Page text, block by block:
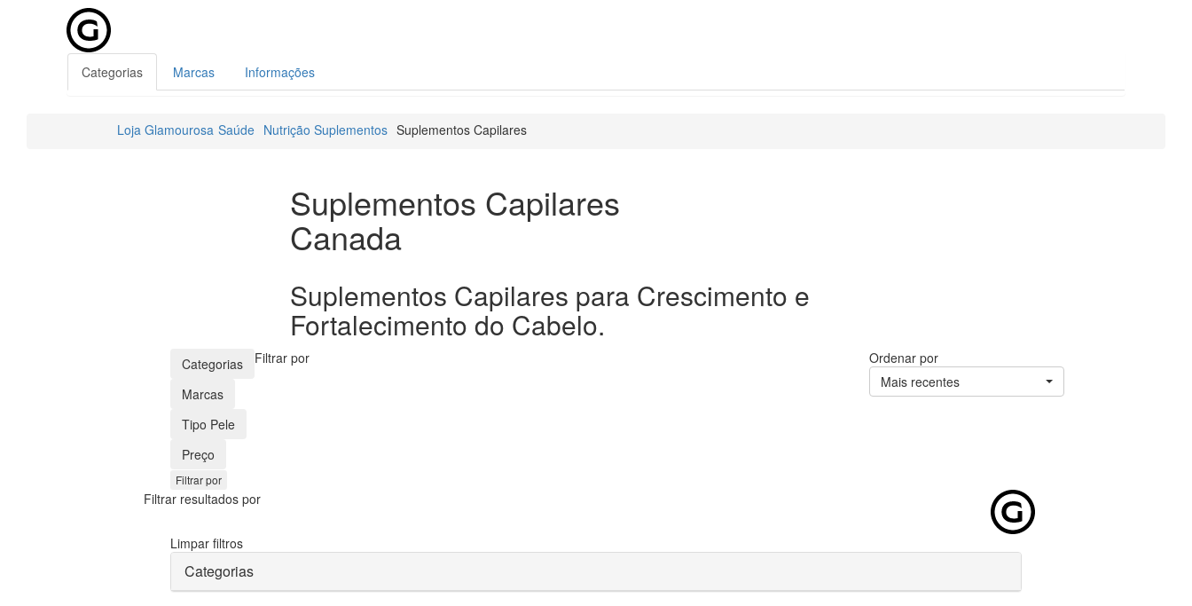
Categorias Marcas Informações
Loja Glamourosa Saúde Nutrição Suplementos Suplementos Capilares
Suplementos Capilares
Canada
Suplementos Capilares para Crescimento e
Fortalecimento do Cabelo.
Filtrar por
Categorias
Marcas
Tipo Pele
Preço
Filtrar por
Ordenar por
Mais recentes
Filtrar resultados por
Limpar filtros
Categorias